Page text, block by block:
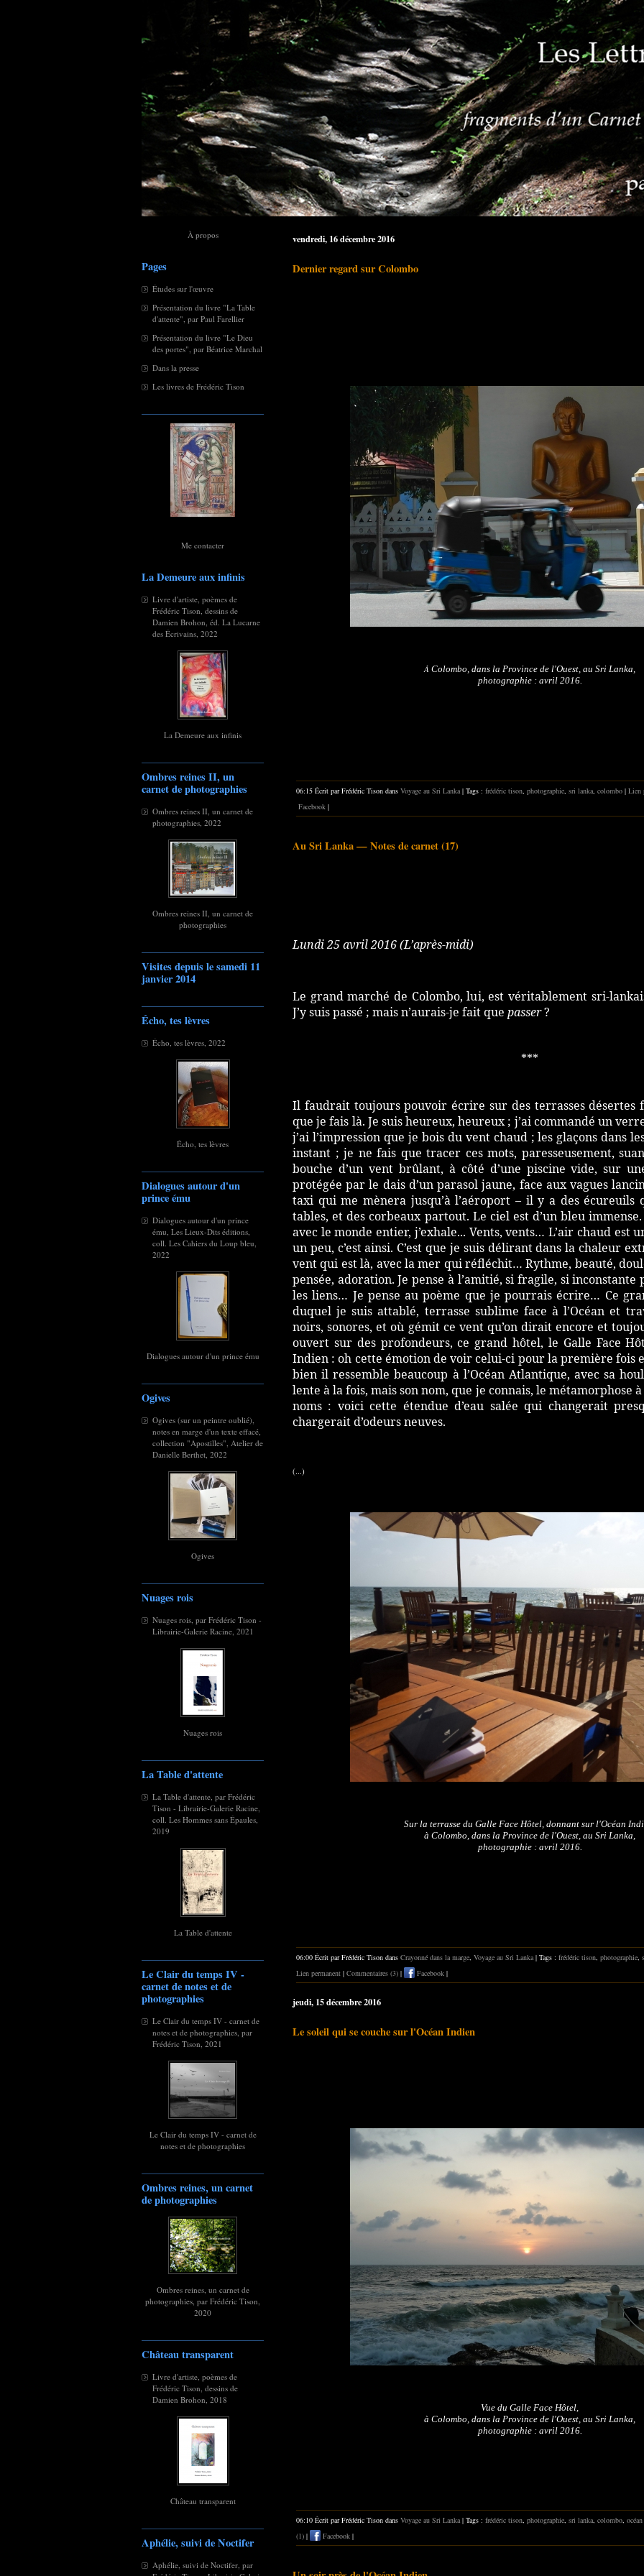
À propos
Pages
Études sur l'œuvre
Présentation du livre "La Table
d'attente", par Paul Farellier
Présentation du livre "Le Dieu
des portes", par Béatrice Marchal
Dans la presse
Les livres de Frédéric Tison
Me contacter
La Demeure aux infinis
Livre d'artiste, poèmes de
Frédéric Tison, dessins de
Damien Brohon, éd. La Lucarne
des Écrivains, 2022
La Demeure aux infinis
Ombres reines II, un
carnet de photographies
Ombres reines II, un carnet de
photographies, 2022
Ombres reines II, un carnet de
photographies
Visites depuis le samedi 11
janvier 2014
Écho, tes lèvres
Écho, tes lèvres, 2022
Écho, tes lèvres
Dialogues autour d'un
prince ému
Dialogues autour d'un prince
ému, Les Lieux-Dits éditions,
coll. Les Cahiers du Loup bleu,
2022
Dialogues autour d'un prince ému
Ogives
Ogives (sur un peintre oublié),
notes en marge d'un texte effacé,
collection "Apostilles", Atelier de
Danielle Berthet, 2022
Ogives
Nuages rois
Nuages rois, par Frédéric Tison -
Librairie-Galerie Racine, 2021
Nuages rois
La Table d'attente
La Table d'attente, par Frédéric
Tison - Librairie-Galerie Racine,
coll. Les Hommes sans Épaules,
2019
La Table d'attente
Le Clair du temps IV -
carnet de notes et de
photographies
Le Clair du temps IV - carnet de
notes et de photographies, par
Frédéric Tison, 2021
Le Clair du temps IV - carnet de
notes et de photographies
Ombres reines, un carnet
de photographies
Ombres reines, un carnet de
photographies, par Frédéric Tison,
2020
Château transparent
Livre d'artiste, poèmes de
Frédéric Tison, dessins de
Damien Brohon, 2018
Château transparent
Aphélie, suivi de Noctifer
Aphélie, suivi de Noctifer, par
vendredi, 16 décembre 2016
Dernier regard sur Colombo
À Colombo, dans la Province de l'Ouest, au Sri Lanka,
photographie : avril 2016.
06:15 Écrit par Frédéric Tison dans Voyage au Sri Lanka | Tags : frédéric tison photographie sri lanka colombo | Lien
Facebook |
Au Sri Lanka — Notes de carnet (17)
Lundi 25 avril 2016 (L’après-midi)
Le grand marché de Colombo, lui, est véritablement sri-
J’y suis passé ; mais n’aurais-je fait que passer?
***
Il faudrait toujours pouvoir écrire sur des terrasses désertes
que je fais là. Je suis heureux, heureux ; j’ai commandé un
j’ai l’impression que je bois du vent chaud ; les glaçons dans
instant ; je ne fais que tracer ces mots, paresseusement,
bouche d’un vent brûlant, à côté d’une piscine vide, sur
protégée par le dais d’un parasol jaune, face aux vagues
taxi qui me mènera jusqu’à l’aéroport – il y a des
tables, et des corbeaux partout. Le ciel est d’un bleu
avec le monde entier, j’exhale... Vents, vents… L’air chaud est
un peu, c’est ainsi. C’est que je suis délirant dans la chaleur
vent qui est là, avec la mer qui réfléchit… Rythme, beauté,
pensée, adoration. Je pense à l’amitié, si fragile, si inconstante
les liens… Je pense au poème que je pourrais écrire… Ce
duquel je suis attablé, terrasse sublime face à l’Océan et
noirs, sonores, et où gémit ce vent qu’on dirait encore et
ouvert sur des profondeurs, ce grand hôtel, le Galle Face
Indien : oh cette émotion de voir celui-ci pour la première fois
bien il ressemble beaucoup à l’Océan Atlantique, avec sa
lente à la fois, mais son nom, que je connais, le métamorphose
noms : voici cette étendue d’eau salée qui changerait
chargerait d’odeurs neuves.
(...)
Sur la terrasse du Galle Face Hôtel, donnant sur l'Océan
à Colombo, dans la Province de l'Ouest, au Sri Lanka,
photographie : avril 2016.
06:00 Écrit par Frédéric Tison dans Crayonné dans la marge, Voyage au Sri Lanka| Tags : frédéric tison, photographie,
Lien permanent | Commentaires (3) | Facebook |
jeudi, 15 décembre 2016
Le soleil qui se couche sur l'Océan Indien
Vue du Galle Face Hôtel,
à Colombo, dans la Province de l'Ouest, au Sri Lanka,
photographie : avril 2016.
06:10 Écrit par Frédéric Tison dans Voyage au Sri Lanka| Tags : frédéric tison, photographie, sri lanka, colombo,
(1) | Facebook |